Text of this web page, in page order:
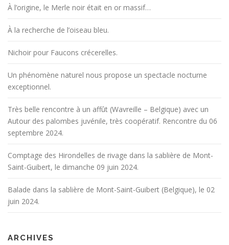
À l’origine, le Merle noir était en or massif…
À la recherche de l’oiseau bleu.
Nichoir pour Faucons crécerelles.
Un phénomène naturel nous propose un spectacle nocturne
exceptionnel.
Très belle rencontre à un affût (Wavreille – Belgique) avec un
Autour des palombes juvénile, très coopératif. Rencontre du 06
septembre 2024.
Comptage des Hirondelles de rivage dans la sablière de Mont-
Saint-Guibert, le dimanche 09 juin 2024.
Balade dans la sablière de Mont-Saint-Guibert (Belgique), le 02
juin 2024.
ARCHIVES